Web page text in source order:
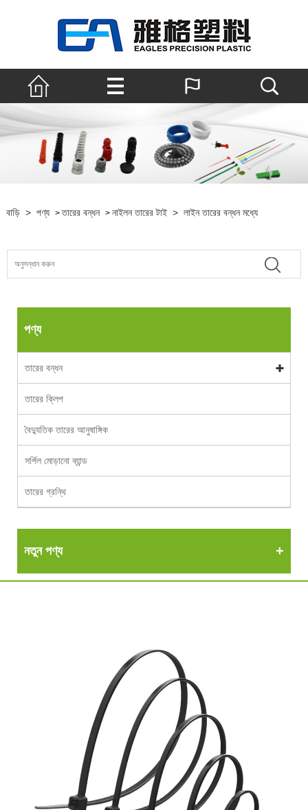
বাড়ি > পণ্য >তারের বন্ধন > নাইলন তারের টাই > লাইন তারের বন্ধন মধ্যে
পণ্য
তারের বন্ধন
তারের ক্লিপ
বৈদ্যুতিক তারের আনুষাঙ্গিক
সর্পিল মোড়ানো ব্যান্ড
তারের গ্রন্থি
নতুন পণ্য